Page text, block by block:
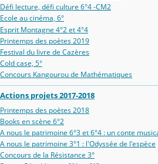
Défi lecture, défi culture 6°4 -CM2
Ecole au cinéma, 6°
Esprit Montagne 4°2 et 4°4
Printemps des poètes 2019
Festival du livre de Cazères
Cold case, 5°
Concours Kangourou de Mathématiques
Actions projets 2017-2018
Printemps des poètes 2018
Books en scène 6°2
A nous le patrimoine 6°3 et 6°4 : un conte
A nous le patrimoine 3°1 : l'Odyssée de l'espèce
Concours de la Résistance 3°